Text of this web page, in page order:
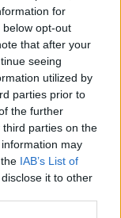
for
opt-out
that after your
seeing
utilized by
parties prior to
the further
parties on the
may
IAB’s List of
it to other
osservazione
al sindaco
presso le
su richiesta
dal Servizio
ricorrano le
animali
Valutando anche
non sottoposti
per cui si
le stesse non si